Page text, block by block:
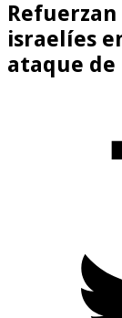
israelíes
ataque de